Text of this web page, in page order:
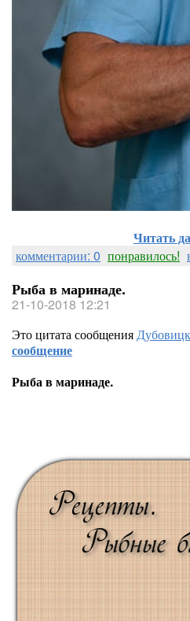
Читать
комментарии: 0 понравилось!
Рыба в маринаде.
21-10-2018 12:21
Это цитата сообщения
сообщение
Рыба в маринаде.